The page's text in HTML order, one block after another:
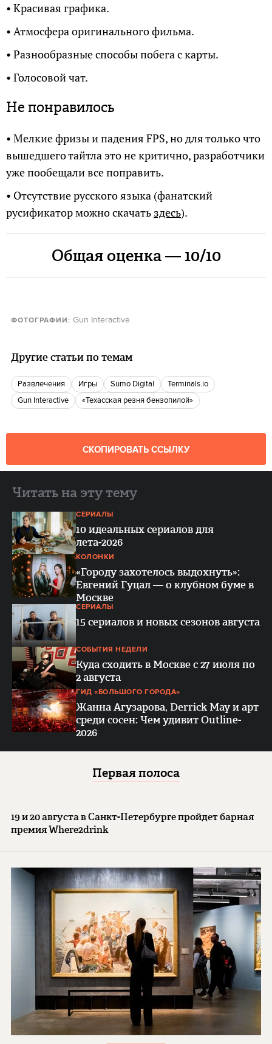
• Красивая графика.
• Атмосфера оригинального фильма.
• Разнообразные способы побега с карты.
• Голосовой чат.
Не понравилось
• Мелкие фризы и падения FPS, но для только что
вышедшего тайтла это не критично, разработчики
уже пообещали все поправить.
• Отсутствие русского языка (фанатский
русификатор можно скачать здесь).
Общая оценка — 10/10
ФОТОГРАФИИ: Gun Interactive
Другие статьи по темам
Развлечения игры Sumo Digital
Terminals.io
Gun Interactive
«Техасская резня бензопилой»
СКОПИРОВАТЬ ССЫЛКУ
Читать на эту тему
СЕРИАЛЫ
10 идеальных сериалов для
лета-2026
КОЛОНКИ
«Городу захотелось выдохнуть»:
Евгений Гуцал — о клубном буме в
Москве
СЕРИАЛЫ
15 сериалов и новых сезонов августа
СОБЫТИЯ НЕДЕЛИ
Куда сходить в Москве с 27 июля по
2 августа
ГИД «БОЛЬШОГО ГОРОДА»
Жанна Агузарова, Derrick May и арт
среди сосен: Чем удивит Outline-
2026
Первая полоса
19 и 20 августа в Санкт-Петербурге пройдет барная
премия Where2drink